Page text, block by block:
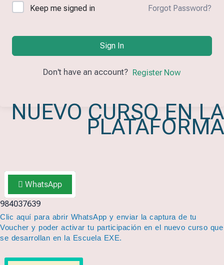
Keep me signed in Forgot Password?
Sign In
Don't have an account? Register Now
NUEVO CURSO EN LA
PLATAFORMA
WhatsApp
984037639
Clic aquí para abrir WhatsApp y enviar la captura de tu
Voucher y poder activar tu participación en el nuevo curso que
se desarrollan en la Escuela EXE.